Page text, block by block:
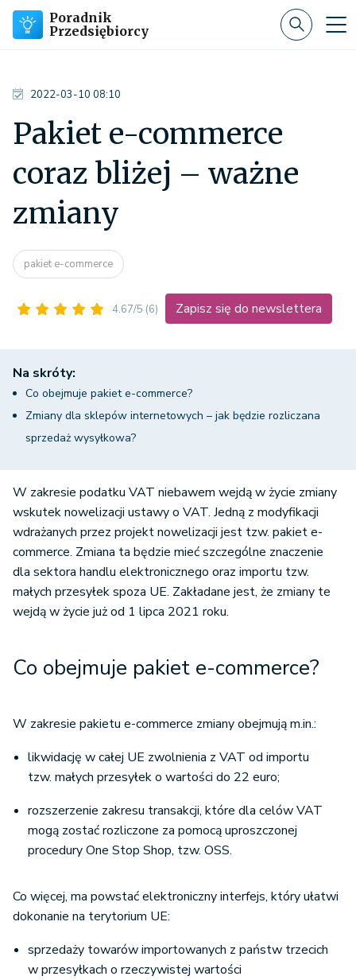
Poradnik
Przedsiębiorcy
2022-03-10 08:10
Pakiet e-commerce
coraz bliżej – ważne
zmiany
pakiet e-commerce
4.67/5 (6) Zapisz się do newslettera
Na skróty:
Co obejmuje pakiet e-commerce?
Zmiany dla sklepów internetowych – jak będzie rozliczana
sprzedaż wysyłkowa?
W zakresie podatku VAT niebawem wejdą w życie zmiany
wskutek nowelizacji ustawy o VAT. Jedną z modyfikacji
wdrażanych przez projekt nowelizacji jest tzw. pakiet e-
commerce. Zmiana ta będzie mieć szczególne znaczenie
dla sektora handlu elektronicznego oraz importu tzw.
małych przesyłek spoza UE. Zakładane jest, że zmiany te
wejdą w życie już od 1 lipca 2021 roku.
Co obejmuje pakiet e-commerce?
W zakresie pakietu e-commerce zmiany obejmują m.in.:
likwidację w całej UE zwolnienia z VAT od importu
tzw. małych przesyłek o wartości do 22 euro;
rozszerzenie zakresu transakcji, które dla celów VAT
mogą zostać rozliczone za pomocą uproszczonej
procedury One Stop Shop, tzw. OSS.
Co więcej, ma powstać elektroniczny interfejs, który ułatwi
dokonanie na terytorium UE:
sprzedaży towarów importowanych z państw trzecich
w przesyłkach o rzeczywistej wartości